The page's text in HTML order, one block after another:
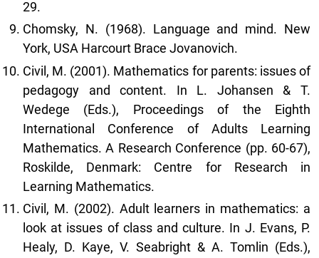
29.
Chomsky, N. (1968). Language and mind. New
York, USA Harcourt Brace Jovanovich.
Civil, M. (2001). Mathematics for parents: issues of
pedagogy and content. In L. Johansen & T.
Wedege (Eds.), Proceedings of the Eighth
International Conference of Adults Learning
Mathematics. A Research Conference (pp. 60-67),
Roskilde, Denmark: Centre for Research in
Learning Mathematics.
Civil, M. (2002). Adult learners in mathematics: a
look at issues of class and culture. In J. Evans, P.
Healy, D. Kaye, V. Seabright & A. Tomlin (Eds.),